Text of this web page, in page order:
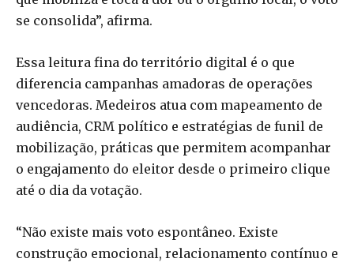
se consolida”, afirma.
Essa leitura fina do território digital é o que
diferencia campanhas amadoras de operações
vencedoras. Medeiros atua com mapeamento de
audiência, CRM político e estratégias de funil de
mobilização, práticas que permitem acompanhar
o engajamento do eleitor desde o primeiro clique
até o dia da votação.
“Não existe mais voto espontâneo. Existe
construção emocional, relacionamento contínuo e